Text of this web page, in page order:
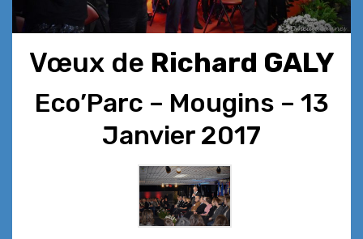
Vœux de Richard GALY
Eco’Parc – Mougins – 13
Janvier 2017